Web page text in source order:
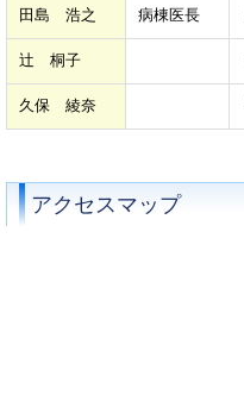
田島 浩之 病棟医長
辻 桐子
久保 綾奈
アクセスマップ